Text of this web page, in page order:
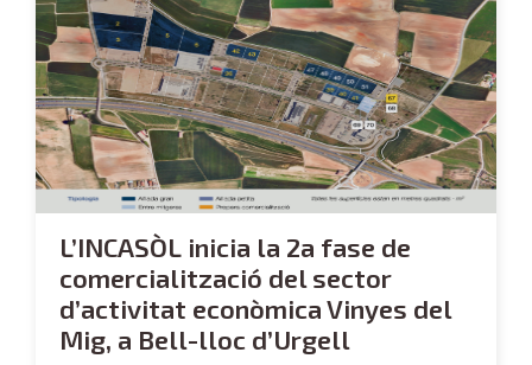
L’INCASÒL inicia la 2a fase de
comercialització del sector
d’activitat econòmica Vinyes del
Mig, a Bell-lloc d’Urgell